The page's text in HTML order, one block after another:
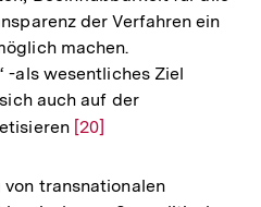
der Verfahren ein
machen.
-als wesentliches Ziel
auch auf der
Zur
der
[20]
transnationalen